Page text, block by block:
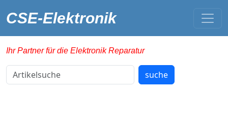
CSE-Elektronik
Ihr Partner für die Elektronik Reparatur
Artikelsuche suche